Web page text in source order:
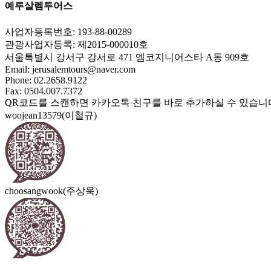
예루살렘투어스
사업자등록번호: 193-88-00289
관광사업자등록: 제2015-000010호
서울특별시 강서구 강서로 471 엠코지니어스타 A동 909호
Email: jerusalemtours@naver.com
Phone: 02.2658.9122
Fax: 0504.007.7372
QR코드를 스캔하면 카카오톡 친구를 바로 추가하실 수 있습니
woojean13579(이철규)
choosangwook(주상욱)